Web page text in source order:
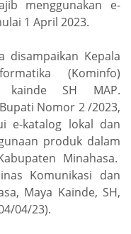
menggunakan e-
1 April 2023.
disampaikan Kepala
(Kominfo)
kainde SH MAP.
Nomor 2 /2023,
e-katalog lokal dan
produk dalam
Minahasa.
Komunikasi dan
Maya Kainde, SH,
04/23).